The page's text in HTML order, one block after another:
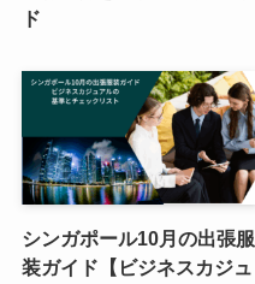
ド
シンガポール10月の出張服
装ガイド【ビジネスカジュ